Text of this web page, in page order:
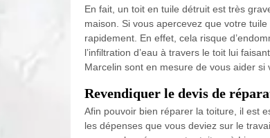
En fait, un toit en tuile détruit est très
maison. Si vous apercevez que votre
rapidement. En effet, cela risque
l’infiltration d’eau à travers le toit lui
Marcelin sont en mesure de vous aider si
Revendiquer le devis de
Afin pouvoir bien réparer la toiture, il est
les dépenses que vous deviez sur le